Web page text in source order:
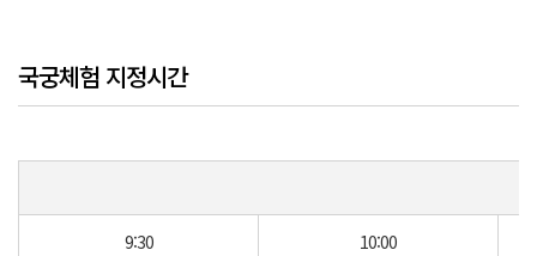
국궁체험 지정시간
9:30 10:00